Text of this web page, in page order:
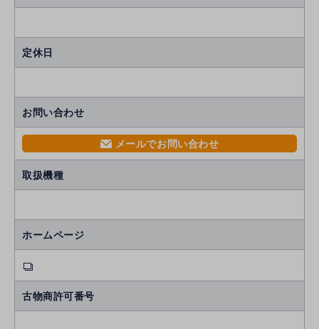
定休日
お問い合わせ
mail メールでお問い合わせ
取扱機種
ホームページ
古物商許可番号